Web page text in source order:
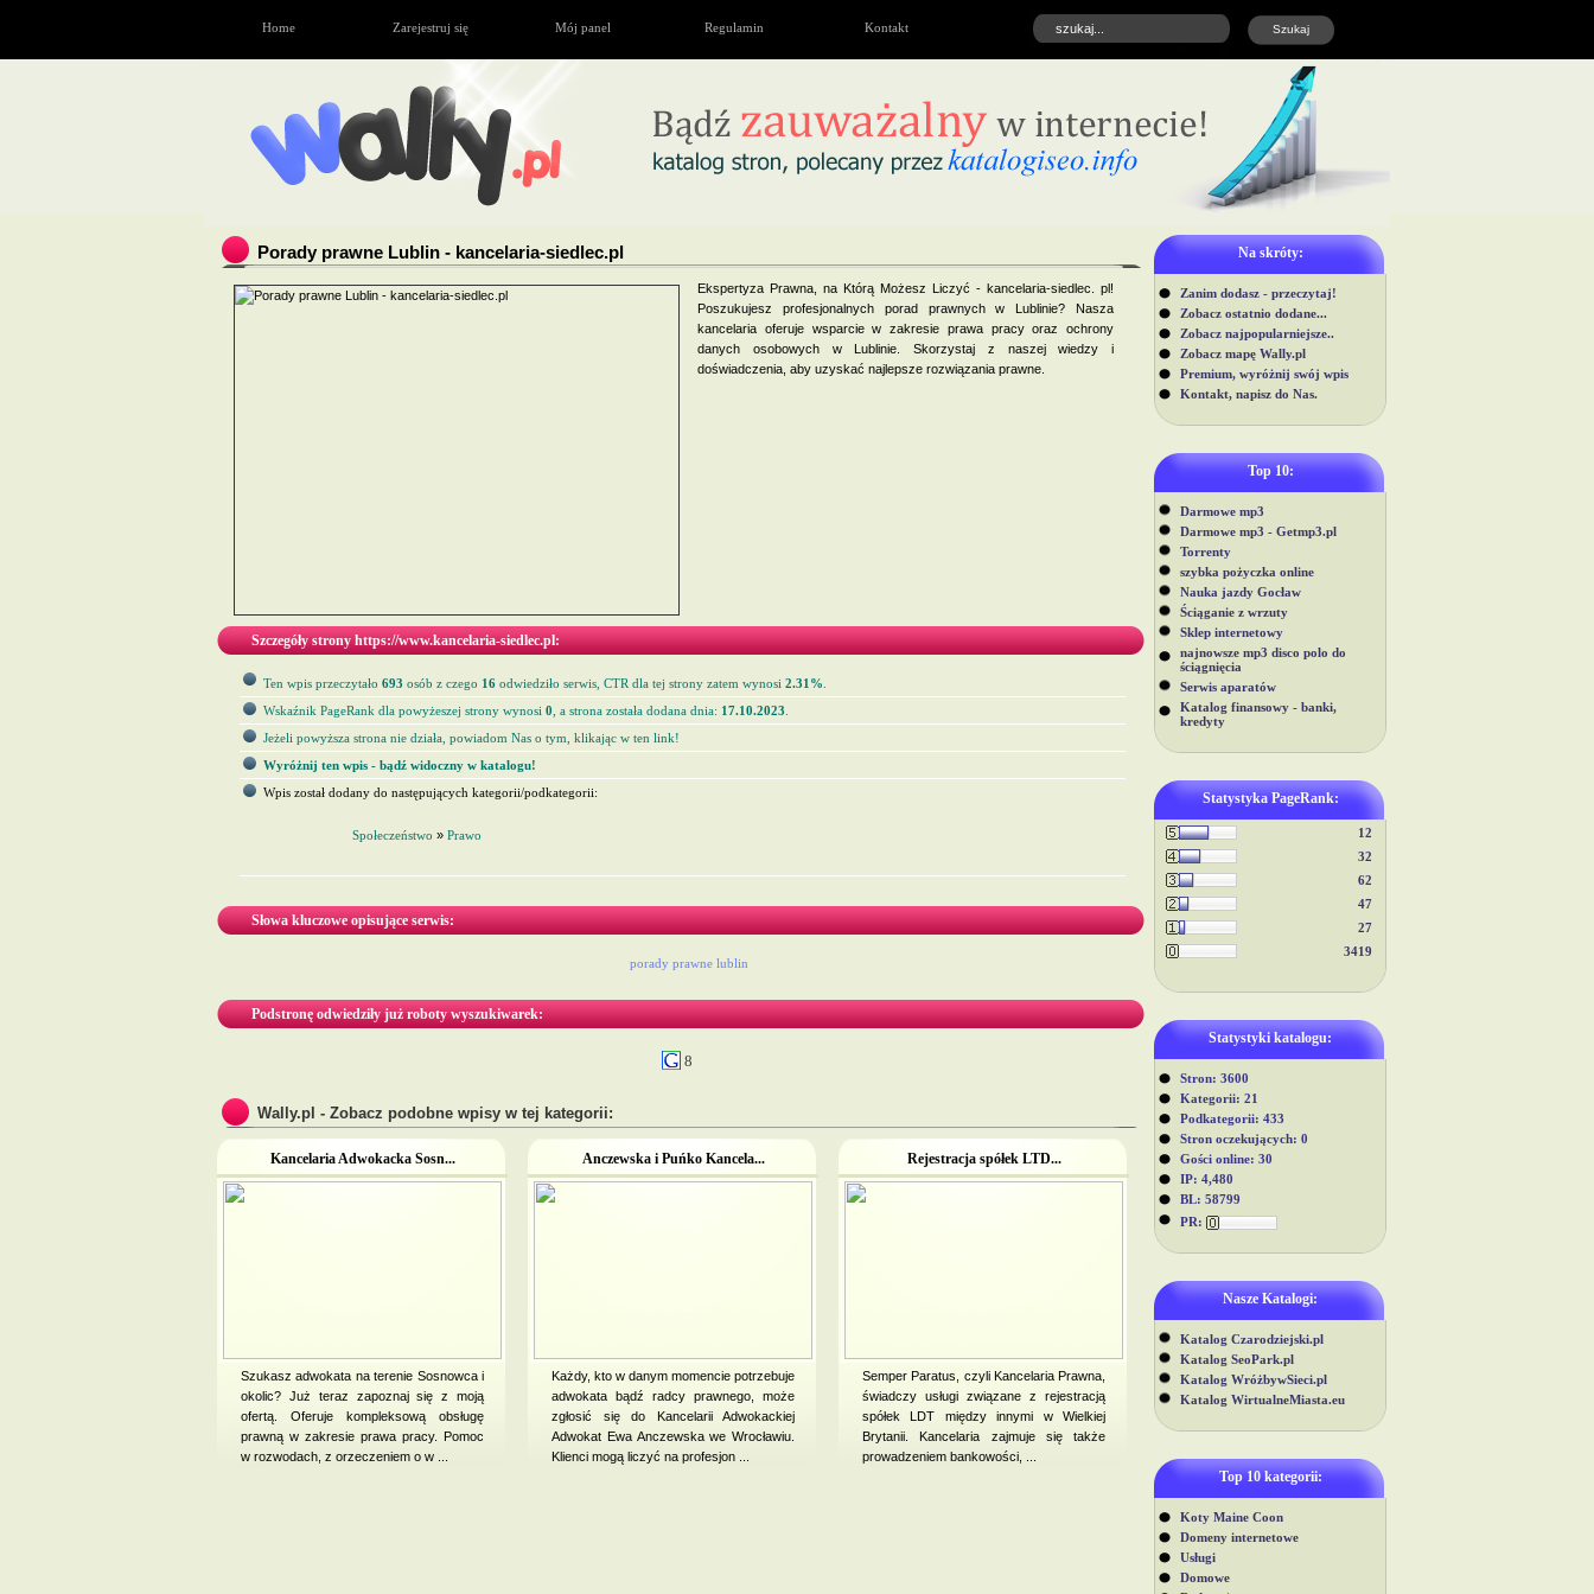
Home Zarejestruj się Mój panel Regulamin Kontakt
Na skróty:
Zanim dodasz - przeczytaj!
Zobacz ostatnio dodane...
Zobacz najpopularniejsze..
Zobacz mapę Wally.pl
Premium, wyróżnij swój wpis
Kontakt, napisz do Nas.
Top 10:
Darmowe mp3
Darmowe mp3 - Getmp3.pl
Torrenty
szybka pożyczka online
Nauka jazdy Gocław
Ściąganie z wrzuty
Sklep internetowy
najnowsze mp3 disco polo do
ściągnięcia
Serwis aparatów
Katalog finansowy - banki,
kredyty
Statystyka PageRank:
12
32
62
47
27
3419
Statystyki katalogu:
Stron: 3600
Kategorii: 21
Podkategorii: 433
Stron oczekujących: 0
Gości online: 30
IP: 4,480
BL: 58799
PR:
Nasze Katalogi:
Katalog Czarodziejski.pl
Katalog SeoPark.pl
Katalog WróżbywSieci.pl
Katalog WirtualneMiasta.eu
Top 10 kategorii:
Koty Maine Coon
Domeny internetowe
Usługi
Domowe
Porady prawne Lublin - kancelaria-siedlec.pl
Ekspertyza Prawna, na Którą Możesz Liczyć - kancelaria-siedlec. pl!
Poszukujesz profesjonalnych porad prawnych w Lublinie? Nasza
kancelaria oferuje wsparcie w zakresie prawa pracy oraz ochrony
danych osobowych w Lublinie. Skorzystaj z naszej wiedzy i
doświadczenia, aby uzyskać najlepsze rozwiązania prawne.
Szczegóły strony https://www.kancelaria-siedlec.pl:
Ten wpis przeczytało 693 osób z czego 16 odwiedziło serwis, CTR dla tej strony zatem wynosi 2.31%
Wskaźnik PageRank dla powyżeszej strony wynosi 0 , a strona została dodana dnia: 17.10.2023
Jeżeli powyższa strona nie działa, powiadom Nas o tym, klikając w ten link!
Wyróżnij ten wpis - bądź widoczny w katalogu!
Wpis został dodany do następujących kategorii/podkategorii:
Społeczeństwo » Prawo
Słowa kluczowe opisujące serwis:
porady prawne lublin
Podstronę odwiedziły już roboty wyszukiwarek:
8
Wally.pl - Zobacz podobne wpisy w tej kategorii:
Kancelaria Adwokacka Sosn...
Szukasz adwokata na terenie Sosnowca i
okolic? Już teraz zapoznaj się z moją
ofertą. Oferuje kompleksową obsługę
prawną w zakresie prawa pracy. Pomoc
w rozwodach, z orzeczeniem o w ...
Anczewska i Puńko Kancela...
Każdy, kto w danym momencie potrzebuje
adwokata bądź radcy prawnego, może
zgłosić się do Kancelarii Adwokackiej
Adwokat Ewa Anczewska we Wrocławiu.
Klienci mogą liczyć na profesjon ...
Rejestracja spółek LTD...
Semper Paratus, czyli Kancelaria Prawna,
świadczy usługi związane z rejestracją
spółek LDT między innymi w Wielkiej
Brytanii. Kancelaria zajmuje się także
prowadzeniem bankowości, ...